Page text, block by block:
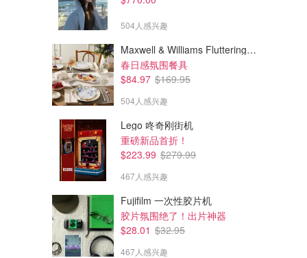
504人感兴趣
Maxwell & Williams Fluttering Meadow 12件餐具套装
春日感氛围餐具
$84.97 $169.95
504人感兴趣
Lego 咚奇刚街机
重磅新品首折！
$223.99 $279.99
467人感兴趣
Fujifilm 一次性胶片机
胶片氛围绝了！出片神器
$28.01 $32.95
467人感兴趣